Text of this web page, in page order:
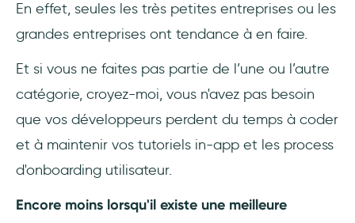
En effet, seules les très petites entreprises ou les
grandes entreprises ont tendance à en faire.
Et si vous ne faites pas partie de l’une ou l’autre
catégorie, croyez-moi, vous n'avez pas besoin
que vos développeurs perdent du temps à coder
et à maintenir vos tutoriels in-app et les process
d'onboarding utilisateur.
Encore moins lorsqu'il existe une meilleure